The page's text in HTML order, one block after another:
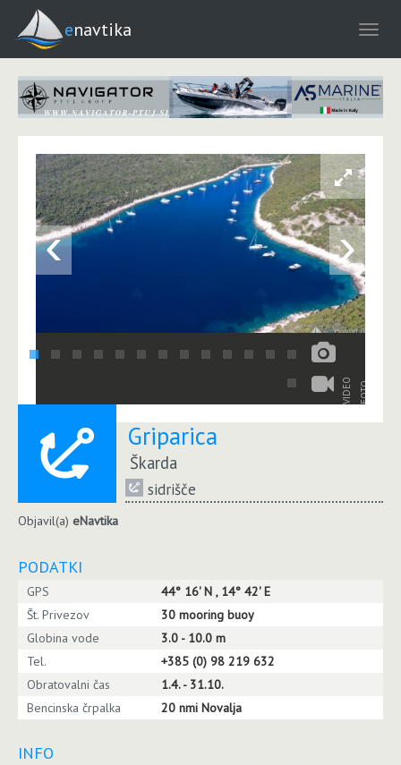
enavtika
‹ ›
VIDEO FOTO
Griparica
Škarda
sidrišče
Objavil(a) eNavtika
PODATKI
GPS
44° 16' N , 14° 42' E
Št. Privezov
30 mooring buoy
Globina vode
3.0 - 10.0 m
Tel.
+385 (0) 98 219 632
Obratovalni čas
1.4. - 31.10.
Bencinska črpalka
20 nmi Novalja
INFO